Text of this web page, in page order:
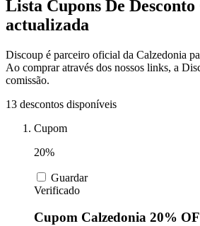
Booking.com
Insider
Esportes e
Fitness
Automoveis e
Lista Cupons De
actualizada
Discoup é parceiro oficial da Calzedonia
Ao comprar através dos nossos links, a
comissão.
13 descontos disponíveis
Cupom
20%
Guardar
Verificado
Cupom Calzedonia 20%